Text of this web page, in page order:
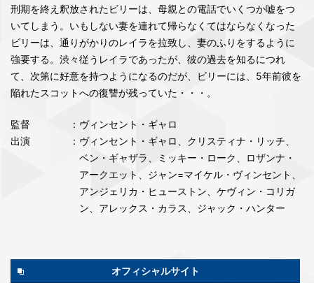
刑期を終え釈放されたビリーは、母親との電話でいくつか嘘をつ
いてしまう。いもしない妻を連れて帰らなくてはならなくなった
ビリーは、通りがかりのレイラを拉致し、妻のふりをするように
強要する。渋々従うレイラであったが、彼の過去を知るにつれ
て、次第に好意を持つようになるのだが、ビリーには、5年前彼を
陥れたスコットへの復讐が残っていた・・・。
監督
：ヴィンセント・ギャロ
出演
：ヴィンセント・ギャロ、クリスティナ・リッチ、
ベン・ギャザラ、ミッキー・ローク、ロザンナ・
アークエット、ジャン=マイケル・ヴィンセント、
アンジェリカ・ヒューストン、ケヴィン・コリガ
ン、アレックス・カラス、ジャック・ハンター
オフィシャルサイト